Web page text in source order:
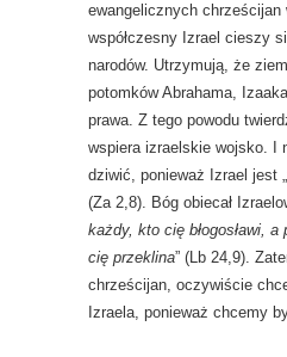
ewangelicznych chrześcijan
współczesny Izrael cieszy
narodów. Utrzymują, że
potomków Abrahama,
prawa. Z tego powodu
wspiera izraelskie wojsko. I
dziwić, ponieważ Izrael jest
(Za 2,8). Bóg obiecał
każdy, kto cię błogosławi,
cię przeklina” (Lb 24,9).
chrześcijan, oczywiście
Izraela, ponieważ chcemy